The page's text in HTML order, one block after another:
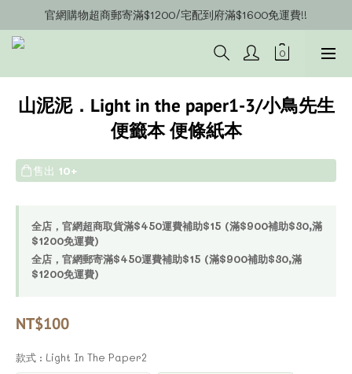
官網會員募集中~立即註冊即可獲得購物金$20!!!
官網購物超商郵寄滿$1200/宅配到府滿$1600免運費!!
官網會員募集中~立即註冊即可獲得購物金$20!!!
山泥泥．Light in the paper1-3/小鳥先生
便籤本 便條紙本
售出 10+
全店，官網超商取貨滿$450運費補助$15 (滿$900補助$30,滿
$1200免運費)
全店，官網郵寄滿$450運費補助$15 (滿$900補助$30,滿
$1200免運費)
NT$100
款式 : Light In The Paper2